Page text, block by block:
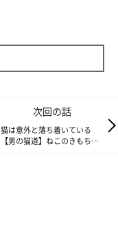
次回の話
猫は意外と落ち着いている
【男の猫道】ねこのきもち